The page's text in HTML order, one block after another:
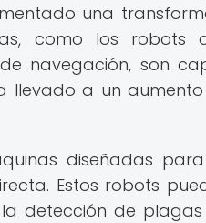
una
como los robots
navegación, son
a un
diseñadas
Estos robots
detección de